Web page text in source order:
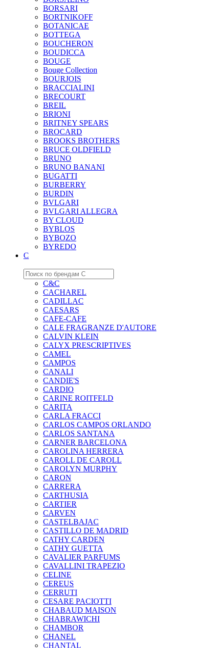
BORSARI
BORTNIKOFF
BOTANICAE
BOTTEGA
BOUCHERON
BOUDICCA
BOUGE
Bouge Collection
BOURJOIS
BRACCIALINI
BRECOURT
BREIL
BRIONI
BRITNEY SPEARS
BROCARD
BROOKS BROTHERS
BRUCE OLDFIELD
BRUNO
BRUNO BANANI
BUGATTI
BURBERRY
BURDIN
BVLGARI
BVLGARI ALLEGRA
BY CLOUD
BYBLOS
BYBOZO
BYREDO
C
C&C
CACHAREL
CADILLAC
CAESARS
CAFE-CAFE
CALE FRAGRANZE D'AUTORE
CALVIN KLEIN
CALYX PRESCRIPTIVES
CAMEL
CAMPOS
CANALI
CANDIE'S
CARDIO
CARINE ROITFELD
CARITA
CARLA FRACCI
CARLOS CAMPOS ORLANDO
CARLOS SANTANA
CARNER BARCELONA
CAROLINA HERRERA
CAROLL DE CAROLL
CAROLYN MURPHY
CARON
CARRERA
CARTHUSIA
CARTIER
CARVEN
CASTELBAJAC
CASTILLO DE MADRID
CATHY CARDEN
CATHY GUETTA
CAVALIER PARFUMS
CAVALLINI TRAPEZIO
CELINE
CEREUS
CERRUTI
CESARE PACIOTTI
CHABAUD MAISON
CHABRAWICHI
CHAMBOR
CHANEL
CHANTAL